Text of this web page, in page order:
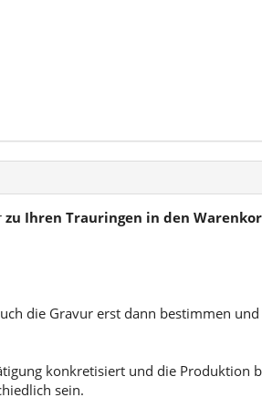
zu Ihren Trauringen in den
die Gravur erst dann bestimmen
konkretisiert und die Produktion
sein.